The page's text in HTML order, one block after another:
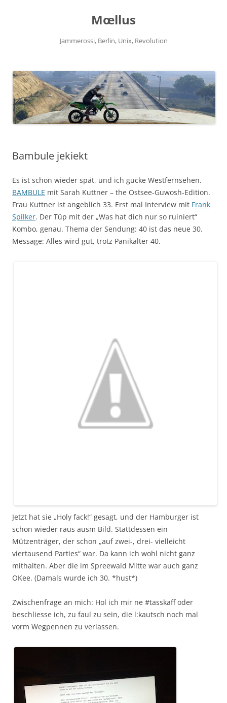
Mœllus
Jammerossi, Berlin, Unix, Revolution
Bambule jekiekt
Es ist schon wieder spät, und ich gucke Westfernsehen.
BAMBULE mit Sarah Kuttner – the Ostsee-Guwosh-Edition.
Frau Kuttner ist angeblich 33. Erst mal Interview mit Frank
Spilker. Der Tüp mit der „Was hat dich nur so ruiniert“
Kombo, genau. Thema der Sendung: 40 ist das neue 30.
Message: Alles wird gut, trotz Panikalter 40.
Jetzt hat sie „Holy fack!“ gesagt, und der Hamburger ist
schon wieder raus ausm Bild. Stattdessen ein
Mützenträger, der schon „auf zwei-, drei- vielleicht
viertausend Parties“ war. Da kann ich wohl nicht ganz
mithalten. Aber die im Spreewald Mitte war auch ganz
OKee. (Damals wurde ich 30. *hust*)
Zwischenfrage an mich: Hol ich mir ne #tasskaff oder
beschliesse ich, zu faul zu sein, die l:kautsch noch mal
vorm Wegpennen zu verlassen.